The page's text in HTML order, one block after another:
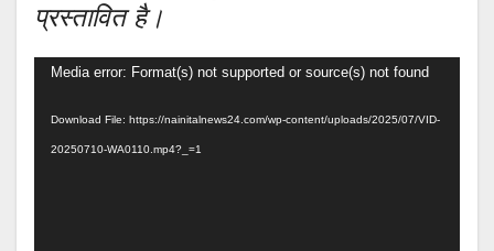
प्रस्तावित है।
Video
Media error: Format(s) not supported or source(s) not found
Download File: https://nainitalnews24.com/wp-content/uploads/2025/07/VID-
20250710-WA0110.mp4?_=1